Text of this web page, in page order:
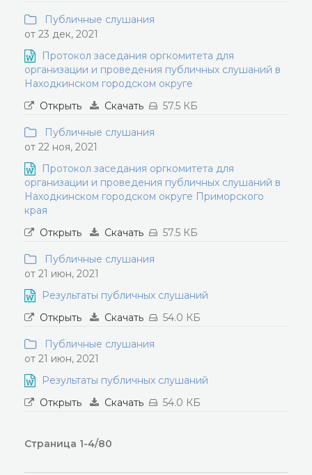
Публичные слушания
от 23 дек, 2021
Протокол заседания оргкомитета для
организации и проведения публичных слушаний в
Находкинском городском округе
Открыть
Скачать 57.5 КБ
Публичные слушания
от 22 ноя, 2021
Протокол заседания оргкомитета для
организации и проведения публичных слушаний в
Находкинском городском округе Приморского
края
Открыть
Скачать 57.5 КБ
Публичные слушания
от 21 июн, 2021
Результаты публичных слушаний
Открыть
Скачать 54.0 КБ
Публичные слушания
от 21 июн, 2021
Результаты публичных слушаний
Открыть
Скачать 54.0 КБ
Страница 1-4/80